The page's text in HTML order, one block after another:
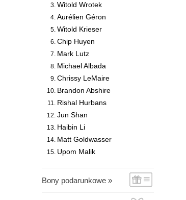
Witold Wrotek
Aurélien Géron
Witold Krieser
Chip Huyen
Mark Lutz
Michael Albada
Chrissy LeMaire
Brandon Abshire
Rishal Hurbans
Jun Shan
Haibin Li
Matt Goldwasser
Upom Malik
Bony podarunkowe »